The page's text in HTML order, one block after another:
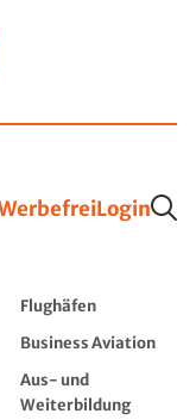
Login
Flughäfen
Business Aviation
Aus- und
Weiterbildung